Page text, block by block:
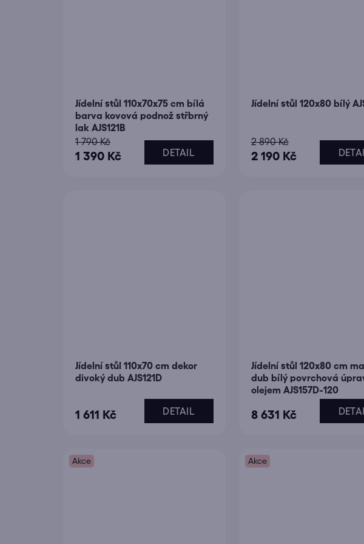
Jídelní stůl 110x70x75 cm bílá
barva kovová podnož střbrný
lak AJS121B
1 390 Kč
1 790 Kč
DETAIL
Jídelní stůl 120x80 bílý
2 190 Kč
2 890 Kč
Jídelní stůl 110x70 cm dekor
divoký dub AJS121D
1 611 Kč DETAIL
Jídelní stůl 120x80 cm
dub bílý povrchová
olejem AJS157D-120
8 631 Kč
Akce Akce